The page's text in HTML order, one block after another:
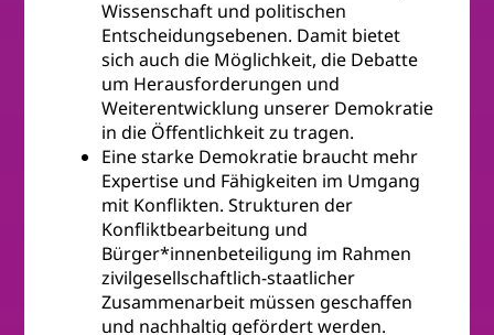
Wissenschaft und politischen
Entscheidungsebenen. Damit bietet
sich auch die Möglichkeit, die Debatte
um Herausforderungen und
Weiterentwicklung unserer Demokratie
in die Öffentlichkeit zu tragen.
Eine starke Demokratie braucht mehr
Expertise und Fähigkeiten im Umgang
mit Konflikten. Strukturen der
Konfliktbearbeitung und
Bürger*innenbeteiligung im Rahmen
zivilgesellschaftlich-staatlicher
Zusammenarbeit müssen geschaffen
und nachhaltig gefördert werden.